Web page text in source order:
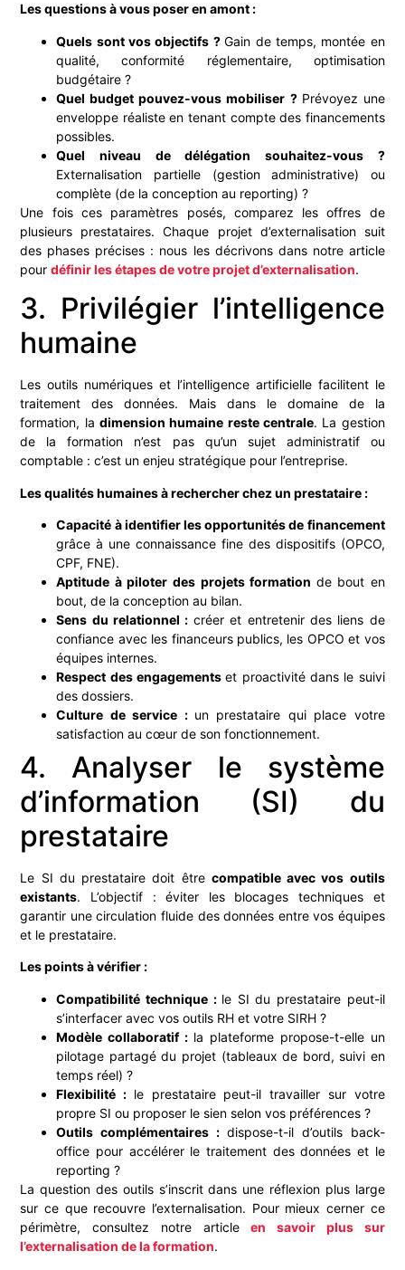
Les questions à vous poser en amont :
Quels sont vos objectifs ?Gain de temps, montée en
qualité, conformité réglementaire, optimisation
budgétaire ?
Quel budget pouvez-vous mobiliser ? Prévoyez une
enveloppe réaliste en tenant compte des financements
possibles.
Quel niveau de délégation souhaitez-vous ?
Externalisation partielle (gestion administrative) ou
complète (de la conception au reporting) ?
Une fois ces paramètres posés, comparez les offres de
plusieurs prestataires. Chaque projet d’externalisation suit
des phases précises : nous les décrivons dans notre article
pourdéfinir les étapes de votre projet d’externalisation.
3. Privilégier l’intelligence
humaine
Les outils numériques et l’intelligence artificielle facilitent le
traitement des données. Mais dans le domaine de la
formation, ladimension humaine reste centrale. La gestion
de la formation n’est pas qu’un sujet administratif ou
comptable : c’est un enjeu stratégique pour l’entreprise.
Les qualités humaines à rechercher chez un prestataire :
Capacité à identifier les opportunités de financement
grâce à une connaissance fine des dispositifs (OPCO,
CPF, FNE).
Aptitude à piloter des projets formation de bout en
bout, de la conception au bilan.
Sens du relationnel : créer et entretenir des liens de
confiance avec les financeurs publics, les OPCO et vos
équipes internes.
Respect des engagementset proactivité dans le suivi
des dossiers.
Culture de service : un prestataire qui place votre
satisfaction au cœur de son fonctionnement.
4. Analyser le système
d’information (SI) du
prestataire
Le SI du prestataire doit être compatible avec vos outils
existants. L’objectif : éviter les blocages techniques et
garantir une circulation fluide des données entre vos équipes
et le prestataire.
Les points à vérifier :
Compatibilité technique : le SI du prestataire peut-il
s’interfacer avec vos outils RH et votre SIRH ?
Modèle collaboratif : la plateforme propose-t-elle un
pilotage partagé du projet (tableaux de bord, suivi en
temps réel) ?
Flexibilité : le prestataire peut-il travailler sur votre
propre SI ou proposer le sien selon vos préférences ?
Outils complémentaires : dispose-t-il d’outils back-
office pour accélérer le traitement des données et le
reporting ?
La question des outils s’inscrit dans une réflexion plus large
sur ce que recouvre l’externalisation. Pour mieux cerner ce
périmètre, consultez notre articleen savoir plus sur
l’externalisation de la formation.